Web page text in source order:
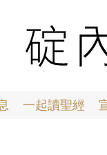
一起讀聖經